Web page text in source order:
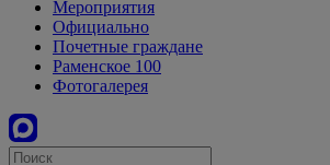
Мероприятия
Официально
Почетные граждане
Раменское 100
Фотогалерея